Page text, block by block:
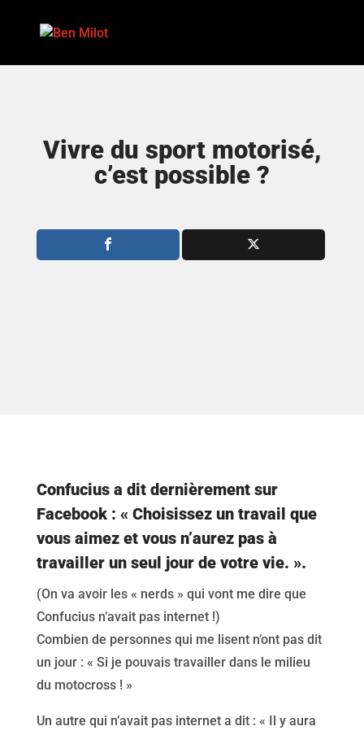
Vivre du sport motorisé,
c’est possible ?
Confucius a dit dernièrement sur
Facebook : « Choisissez un travail que
vous aimez et vous n’aurez pas à
travailler un seul jour de votre vie. ».
(On va avoir les « nerds » qui vont me dire que
Confucius n’avait pas internet !)
Combien de personnes qui me lisent n’ont pas dit
un jour : « Si je pouvais travailler dans le milieu
du motocross ! »
Un autre qui n’avait pas internet a dit : « Il y aura